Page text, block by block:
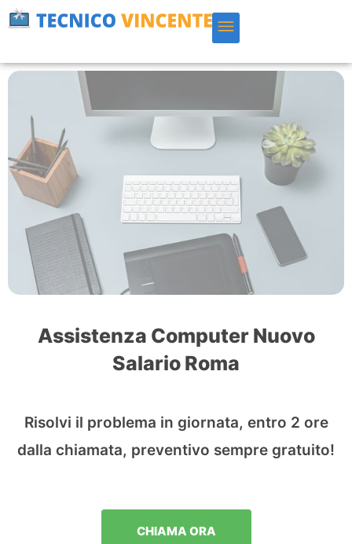
Assistenza Computer Nuovo
Salario Roma
Risolvi il problema in giornata, entro 2 ore
dalla chiamata, preventivo sempre gratuito!
CHIAMA ORA